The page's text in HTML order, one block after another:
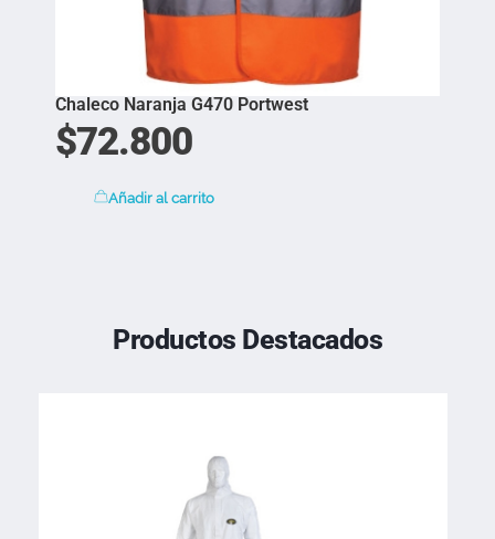
Chaleco Naranja G470 Portwest
$72.800
Añadir al carrito
Productos Destacados